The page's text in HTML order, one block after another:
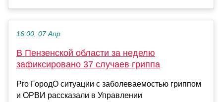
16:00, 07 Апр
В Пензенской области за неделю
зафиксировано 37 случаев гриппа
Pro ГородО ситуации с заболеваемостью гриппом
и ОРВИ рассказали в Управлении